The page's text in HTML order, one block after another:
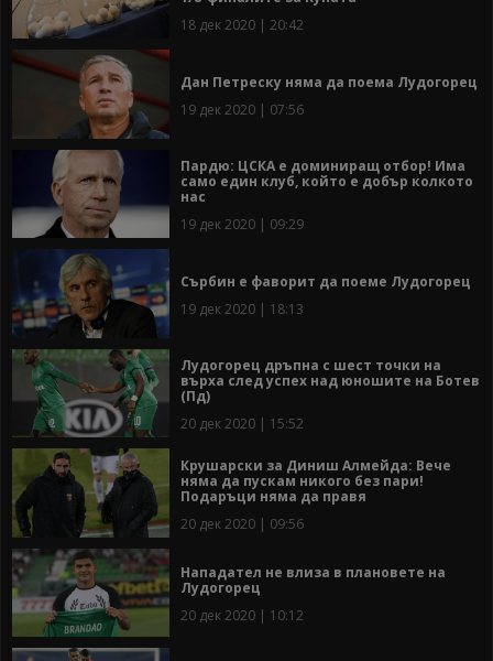
18 дек 2020 | 20:42
Дан Петреску няма да поема Лудогорец
19 дек 2020 | 07:56
Пардю: ЦСКА е доминиращ отбор! Има
само един клуб, който е добър колкото
нас
19 дек 2020 | 09:29
Сърбин е фаворит да поеме Лудогорец
19 дек 2020 | 18:13
Лудогорец дръпна с шест точки на
върха след успех над юношите на Ботев
(Пд)
20 дек 2020 | 15:52
Крушарски за Диниш Алмейда: Вече
няма да пускам никого без пари!
Подаръци няма да правя
20 дек 2020 | 09:56
Нападател не влиза в плановете на
Лудогорец
20 дек 2020 | 10:12